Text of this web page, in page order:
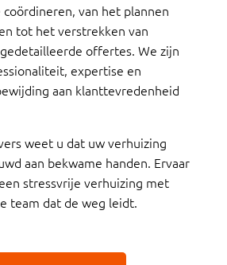
van het plannen
tot het verstrekken van
offertes. We zijn
expertise en
aan klanttevredenheid
weet u dat uw verhuizing
aan bekwame handen. Ervaar
stressvrije verhuizing met
team dat de weg leidt.